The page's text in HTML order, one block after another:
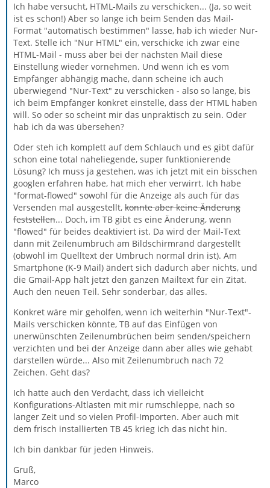
Ich habe versucht, HTML-Mails zu verschicken... (Ja, so weit
ist es schon!) Aber so lange ich beim Senden das Mail-
Format "automatisch bestimmen" lasse, hab ich wieder Nur-
Text. Stelle ich "Nur HTML" ein, verschicke ich zwar eine
HTML-Mail - muss aber bei der nächsten Mail diese
Einstellung wieder vornehmen. Und wenn ich es vom
Empfänger abhängig mache, dann scheine ich auch
überwiegend "Nur-Text" zu verschicken - also so lange, bis
ich beim Empfänger konkret einstelle, dass der HTML haben
will. So oder so scheint mir das unpraktisch zu sein. Oder
hab ich da was übersehen?
Oder steh ich komplett auf dem Schlauch und es gibt dafür
schon eine total naheliegende, super funktionierende
Lösung? Ich muss ja gestehen, was ich jetzt mit ein bisschen
googlen erfahren habe, hat mich eher verwirrt. Ich habe
"format-flowed" sowohl für die Anzeige als auch für das
Versenden mal ausgestellt, konnte aber keine Änderung
feststellen... Doch, im TB gibt es eine Änderung, wenn
"flowed" für beides deaktiviert ist. Da wird der Mail-Text
dann mit Zeilenumbruch am Bildschirmrand dargestellt
(obwohl im Quelltext der Umbruch normal drin ist). Am
Smartphone (K-9 Mail) ändert sich dadurch aber nichts, und
die Gmail-App hält jetzt den ganzen Mailtext für ein Zitat.
Auch den neuen Teil. Sehr sonderbar, das alles.
Konkret wäre mir geholfen, wenn ich weiterhin "Nur-Text"-
Mails verschicken könnte, TB auf das Einfügen von
unerwünschten Zeilenumbrüchen beim senden/speichern
verzichten und bei der Anzeige dann aber alles wie gehabt
darstellen würde... Also mit Zeilenumbruch nach 72
Zeichen. Geht das?
Ich hatte auch den Verdacht, dass ich vielleicht
Konfigurations-Altlasten mit mir rumschleppe, nach so
langer Zeit und so vielen Profil-Importen. Aber auch mit
dem frisch installierten TB 45 krieg ich das nicht hin.
Ich bin dankbar für jeden Hinweis.
Gruß,
Marco